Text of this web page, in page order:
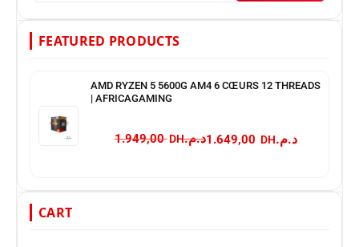
FEATURED PRODUCTS
AMD RYZEN 5 5600G AM4 6 CŒURS 12 THREADS
| AFRICAGAMING
د.م. 1.949,00 د.م.
CART